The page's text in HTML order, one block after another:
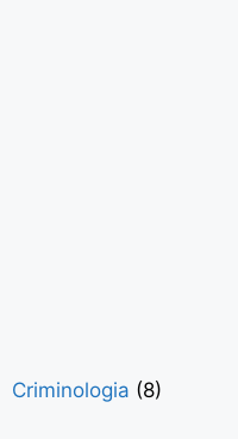
Criminologia (8)